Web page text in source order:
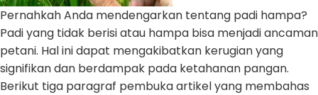
Pernahkah Anda mendengarkan tentang padi hampa?
Padi yang tidak berisi atau hampa bisa menjadi ancaman
petani. Hal ini dapat mengakibatkan kerugian yang
signifikan dan berdampak pada ketahanan pangan.
Berikut tiga paragraf pembuka artikel yang membahas